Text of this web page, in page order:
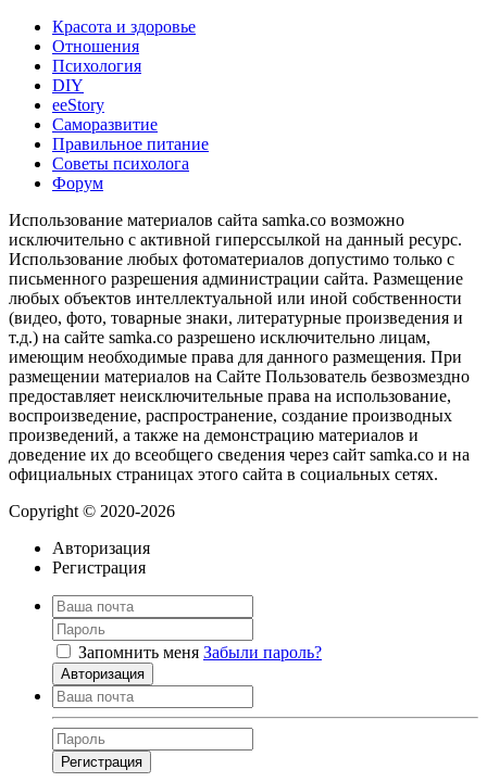
Красота и здоровье
Отношения
Психология
DIY
ееStory
Саморазвитие
Правильное питание
Советы психолога
Форум
Использование материалов сайта samka.co возможно
исключительно с активной гиперссылкой на данный ресурс.
Использование любых фотоматериалов допустимо только с
письменного разрешения администрации сайта. Размещение
любых объектов интеллектуальной или иной собственности
(видео, фото, товарные знаки, литературные произведения и
т.д.) на сайте samka.co разрешено исключительно лицам,
имеющим необходимые права для данного размещения. При
размещении материалов на Сайте Пользователь безвозмездно
предоставляет неисключительные права на использование,
воспроизведение, распространение, создание производных
произведений, а также на демонстрацию материалов и
доведение их до всеобщего сведения через сайт samka.co и на
официальных страницах этого сайта в социальных сетях.
Copyright © 2020-2026
Авторизация
Регистрация
Запомнить меня Забыли пароль?
Авторизация
Регистрация